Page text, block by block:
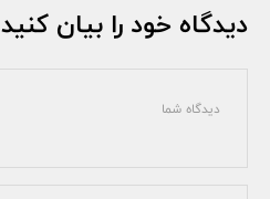
دیدگاه خود را بیان کنید